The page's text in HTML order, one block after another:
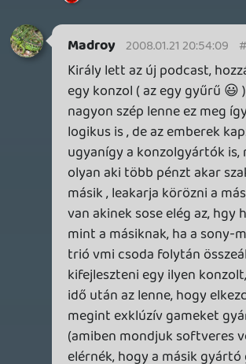
voltak apróbb eltérések (néhány ellenfél
hiányzott, akikre határozottan
emlékeztem) + a rongybabafizika is elsőre
furcsa volt (az arcraugró kis szörny nem
dobta fel a talpát, mint régen...), de 99 %-
ban megegyezett.
Ja, és a zene akkor a HL1-ből volt végül is,
vagy nem?:)
Vader botorkálása:
Olvastam valahol, hogy annál a jelenetnél
az eredeti Vader ruhát használták fel - ami
önmagában nem lett volna gond. A baj
csak az volt, hogy Hayden Christensen
nem olyan magas, mint az eredetileg
Vadert megtestesítő David Prowse. Ezért
sikerült a jelenet olyanra amilyen. (Egy
ehhez kapcsolódó érdekesség: egy SF
oldalon megjegyezték, hogy ha olyan
magasan fejlett volt a klóntechnika, akkor
miért kellett Anakinből kiborgot csinálni?)